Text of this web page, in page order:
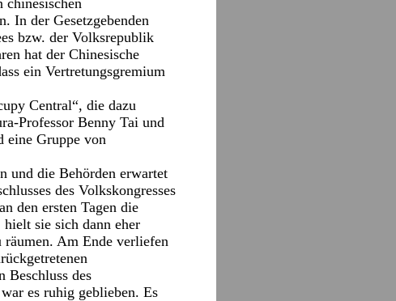
chinesischen
In der Gesetzgebenden
bzw. der Volksrepublik
hat der Chinesische
ein Vertretungsgremium
Central“, die dazu
Professor Benny Tai und
eine Gruppe von
und die Behörden erwartet
des Volkskongresses
den ersten Tagen die
sie sich dann eher
räumen. Am Ende verliefen
Beschluss des
es ruhig geblieben. Es